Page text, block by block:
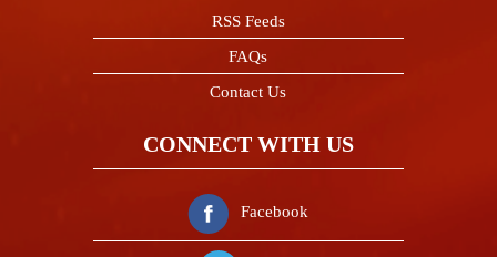
RSS Feeds
FAQs
Contact Us
CONNECT WITH US
Facebook